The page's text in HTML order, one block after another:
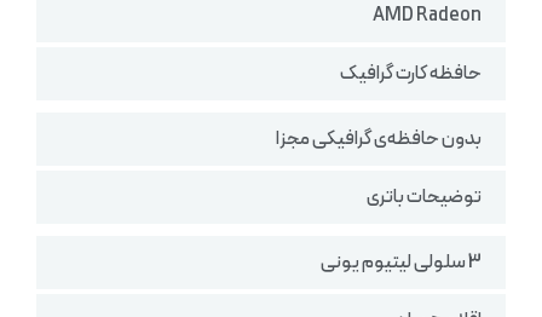
AMD Radeon
حافظه کارت گرافیک
بدون حافظه‌ی گرافیکی مجزا
توضیحات باتری
3 سلولی لیتیوم یونی